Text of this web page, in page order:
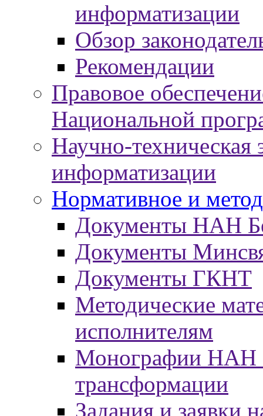
информатизации
Обзор
Рекомендации
Правовое
Национальной
Научно-техническая
информатизации
Нормативное и
Документы НАН
Документы
Документы ГКНТ
Методические
исполнителям
Монографии НАН
трансформации
Задания и заявки